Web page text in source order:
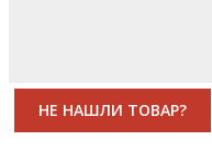
НЕ НАШЛИ ТОВАР?